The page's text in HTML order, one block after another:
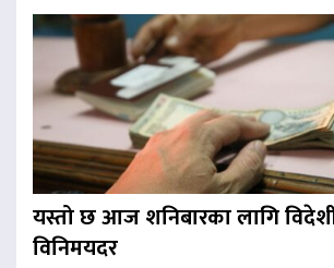
यस्तो छ आज शनिबारका लागि
विनिमयदर